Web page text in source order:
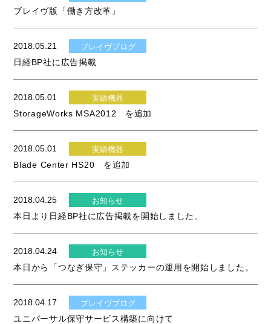
ブレイヴ版「働き方改革」
2018.05.21 ブレイヴブログ
日経BP社に広告掲載
2018.05.01 実績機器
StorageWorks MSA2012 を追加
2018.05.01 実績機器
Blade Center HS20 を追加
2018.04.25 お知らせ
本日より日経BP社に広告掲載を開始しました。
2018.04.24 お知らせ
本日から「つなぎ保守」ステッカーの運用を開始しました。
2018.04.17 ブレイヴブログ
ユニバーサル保守サービス構築に向けて